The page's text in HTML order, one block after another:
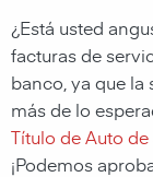
¿Está usted
facturas de
banco, ya que
más de lo
Título de Auto
¡Podemos